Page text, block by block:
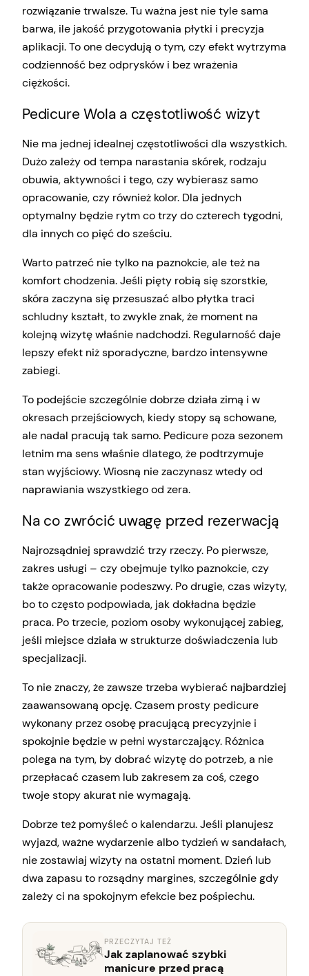
rozwiązanie trwalsze. Tu ważna jest nie tyle sama
barwa, ile jakość przygotowania płytki i precyzja
aplikacji. To one decydują o tym, czy efekt wytrzyma
codzienność bez odprysków i bez wrażenia
ciężkości.
Pedicure Wola a częstotliwość wizyt
Nie ma jednej idealnej częstotliwości dla wszystkich.
Dużo zależy od tempa narastania skórek, rodzaju
obuwia, aktywności i tego, czy wybierasz samo
opracowanie, czy również kolor. Dla jednych
optymalny będzie rytm co trzy do czterech tygodni,
dla innych co pięć do sześciu.
Warto patrzeć nie tylko na paznokcie, ale też na
komfort chodzenia. Jeśli pięty robią się szorstkie,
skóra zaczyna się przesuszać albo płytka traci
schludny kształt, to zwykle znak, że moment na
kolejną wizytę właśnie nadchodzi. Regularność daje
lepszy efekt niż sporadyczne, bardzo intensywne
zabiegi.
To podejście szczególnie dobrze działa zimą i w
okresach przejściowych, kiedy stopy są schowane,
ale nadal pracują tak samo. Pedicure poza sezonem
letnim ma sens właśnie dlatego, że podtrzymuje
stan wyjściowy. Wiosną nie zaczynasz wtedy od
naprawiania wszystkiego od zera.
Na co zwrócić uwagę przed rezerwacją
Najrozsądniej sprawdzić trzy rzeczy. Po pierwsze,
zakres usługi – czy obejmuje tylko paznokcie, czy
także opracowanie podeszwy. Po drugie, czas wizyty,
bo to często podpowiada, jak dokładna będzie
praca. Po trzecie, poziom osoby wykonującej zabieg,
jeśli miejsce działa w strukturze doświadczenia lub
specjalizacji.
To nie znaczy, że zawsze trzeba wybierać najbardziej
zaawansowaną opcję. Czasem prosty pedicure
wykonany przez osobę pracującą precyzyjnie i
spokojnie będzie w pełni wystarczający. Różnica
polega na tym, by dobrać wizytę do potrzeb, a nie
przepłacać czasem lub zakresem za coś, czego
twoje stopy akurat nie wymagają.
Dobrze też pomyśleć o kalendarzu. Jeśli planujesz
wyjazd, ważne wydarzenie albo tydzień w sandałach,
nie zostawiaj wizyty na ostatni moment. Dzień lub
dwa zapasu to rozsądny margines, szczególnie gdy
zależy ci na spokojnym efekcie bez pośpiechu.
PRZECZYTAJ TEŻ
Jak zaplanować szybki
manicure przed pracą